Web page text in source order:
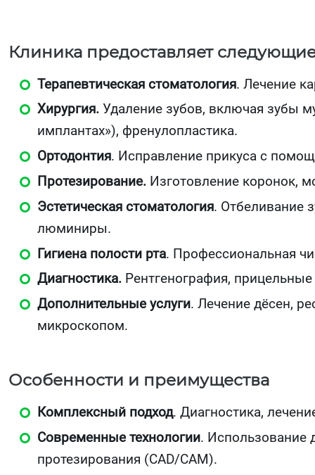
Клиника предоставляет
Терапевтическая стоматология. Лечение
Хирургия. Удаление зубов, включая зубы
имплантах»), френулопластика.
Ортодонтия. Исправление прикуса с
Протезирование. Изготовление коронок,
Эстетическая стоматология. Отбеливание
люминиры.
Гигиена полости рта. Профессиональная
Диагностика. Рентгенография,
Дополнительные услуги. Лечение дёсен,
микроскопом.
Особенности и преимущества
Комплексный подход. Диагностика,
Современные технологии. Использование
протезирования (CAD/CAM).